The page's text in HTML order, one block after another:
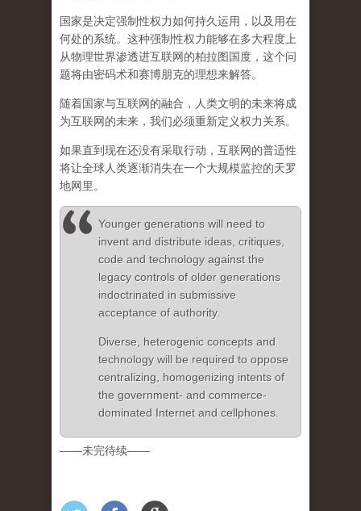
国家是决定强制性权力如何持久运用，以及用在
何处的系统。这种强制性权力能够在多大程度上
从物理世界渗透进互联网的柏拉图国度，这个问
题将由密码术和赛博朋克的理想来解答。
随着国家与互联网的融合，人类文明的未来将成
为互联网的未来，我们必须重新定义权力关系。
如果直到现在还没有采取行动，互联网的普适性
将让全球人类逐渐消失在一个大规模监控的天罗
地网里。
Younger generations will need to
invent and distribute ideas, critiques,
code and technology against the
legacy controls of older generations
indoctrinated in submissive
acceptance of authority.
Diverse, heterogenic concepts and
technology will be required to oppose
centralizing, homogenizing intents of
the government- and commerce-
dominated Internet and cellphones.
——未完待续——